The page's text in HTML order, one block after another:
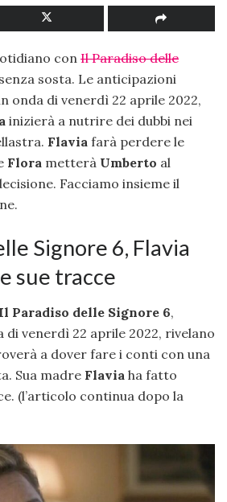
conIl Paradiso delle
sosta. Le anticipazioni
onda di venerdì 22 aprile 2022,
inizierà a nutrire dei dubbi nei
Flavia farà perdere le
Flora metterà Umberto al
Facciamo insieme il
Signore 6, Flavia
sue tracce
Il Paradiso delle Signore 6,
venerdì 22 aprile 2022, rivelano
a dover fare i conti con una
Sua madre Flavia ha fatto
(l’articolo continua dopo la